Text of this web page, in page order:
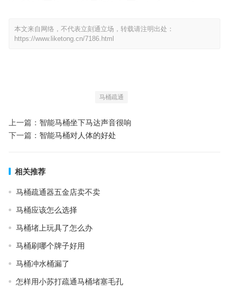
本文来自网络，不代表立刻通立场，转载请注明出处：
https://www.liketong.cn/7186.html
马桶疏通
上一篇： 智能马桶坐下马达声音很响
下一篇： 智能马桶对人体的好处
相关推荐
马桶疏通器五金店卖不卖
马桶应该怎么选择
马桶堵上玩具了怎么办
马桶刷哪个牌子好用
马桶冲水桶漏了
怎样用小苏打疏通马桶堵塞毛孔